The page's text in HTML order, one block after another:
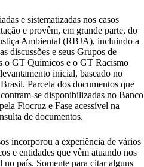
e sistematizadas nos casos
e provêm, em grande parte, do
Ambiental (RBJA), incluindo a
discussões e seus Grupos de
o GT Químicos e o GT Racismo
inicial, baseado no
Parcela dos documentos que
se disponibilizadas no Banco
Fiocruz e Fase acessível na
de documentos.
incorporou a experiência de vários
e entidades que vêm atuando nos
país. Somente para citar alguns